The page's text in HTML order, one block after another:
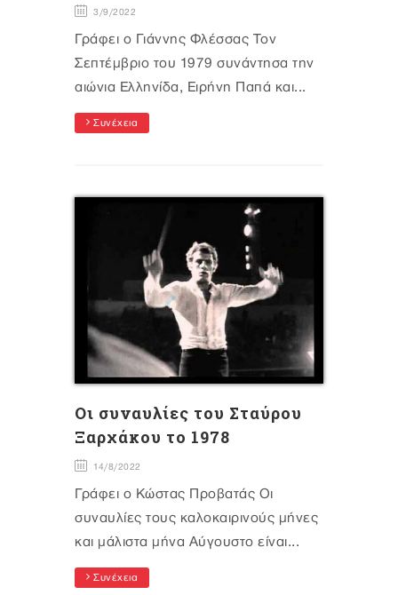
3/9/2022
Γράφει ο Γιάννης Φλέσσας Τον
Σεπτέμβριο του 1979 συνάντησα την
αιώνια Ελληνίδα, Ειρήνη Παπά και...
Συνέχεια
Oι συναυλίες του Σταύρου
Ξαρχάκου το 1978
14/8/2022
Γράφει ο Κώστας Προβατάς Οι
συναυλίες τους καλοκαιρινούς μήνες
και μάλιστα μήνα Αύγουστο είναι...
Συνέχεια